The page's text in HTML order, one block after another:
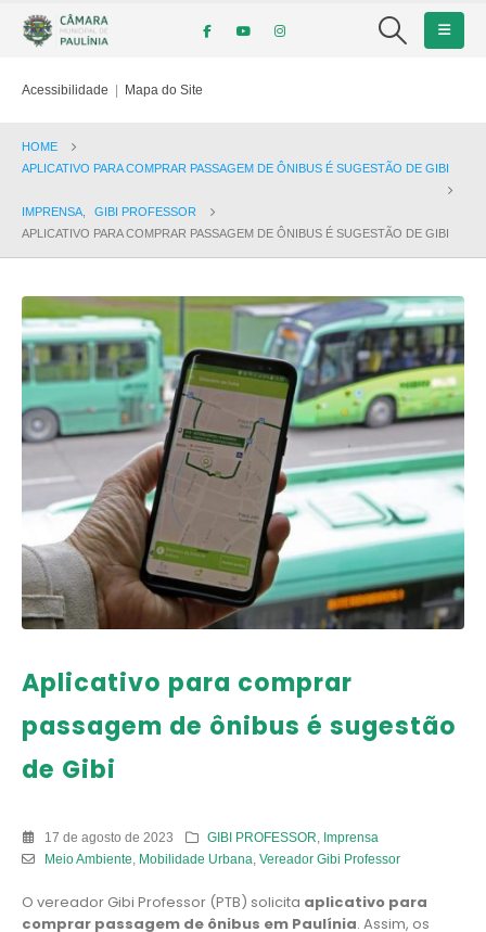
Acessibilidade | Mapa do Site
HOME
APLICATIVO PARA COMPRAR PASSAGEM DE ÔNIBUS É SUGESTÃO DE GIBI
IMPRENSA
GIBI PROFESSOR
APLICATIVO PARA COMPRAR PASSAGEM DE ÔNIBUS É SUGESTÃO DE GIBI
Aplicativo para comprar
passagem de ônibus é sugestão
de Gibi
17 de agosto de 2023 GIBI PROFESSOR
Imprensa
Meio Ambiente
Mobilidade Urbana Vereador Gibi Professor
O vereador Gibi Professor (PTB) solicita aplicativo para
comprar passagem de ônibus em Paulínia. Assim, os